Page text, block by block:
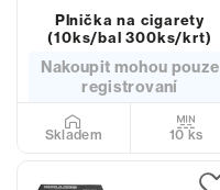
Plnička na cigarety
(10ks/bal 300ks/krt)
Nakoupit mohou pouze
registrovaní
Skladem 10 ks